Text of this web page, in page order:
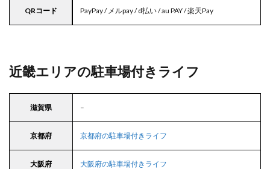
QRコード PayPay / メルpay / d払い / au PAY / 楽天Pay
近畿エリアの駐車場付きライフ
滋賀県 –
京都府 京都府の駐車場付きライフ
大阪府 大阪府の駐車場付きライフ